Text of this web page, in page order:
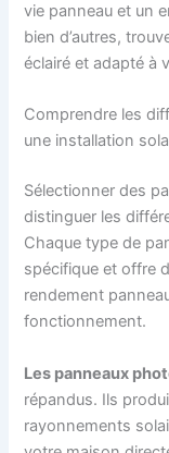
vie panneau et un
bien d’autres,
éclairé et adapté à
Comprendre les
une installation
Sélectionner des
distinguer les
Chaque type de
spécifique et offre
rendement
fonctionnement.
Les panneaux
répandus. Ils
rayonnements